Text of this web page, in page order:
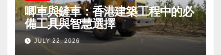
唧車與鏟車：香港建築工程中的必
備工具與智慧選擇
JULY 22, 2026